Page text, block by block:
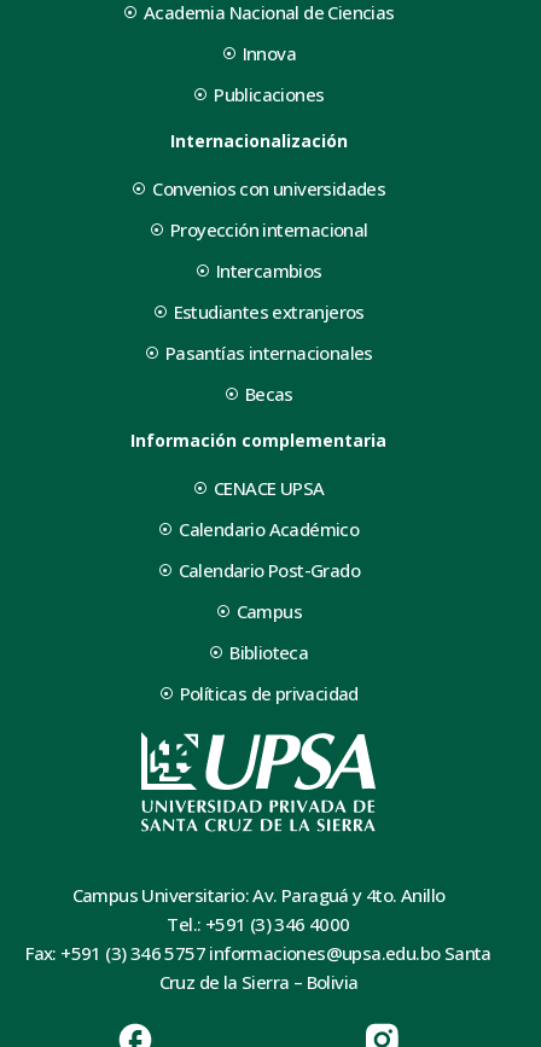
Academia Nacional de Ciencias
Innova
Publicaciones
Internacionalización
Convenios con universidades
Proyección internacional
Intercambios
Estudiantes extranjeros
Pasantías internacionales
Becas
Información complementaria
CENACE UPSA
Calendario Académico
Calendario Post-Grado
Campus
Biblioteca
Políticas de privacidad
Campus Universitario: Av. Paraguá y 4to. Anillo
Tel.: +591 (3) 346 4000
Fax: +591 (3) 346 5757 informaciones@upsa.edu.bo Santa
Cruz de la Sierra – Bolivia